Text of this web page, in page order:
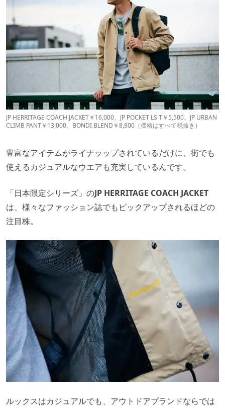
JP HERRITAGE COACH JACKET￥16,000、JP POCKET LS T￥5,500、JP URBAN
CLIMB PANT￥13,000、BONDI BLEND￥8,800（価格はすべて税抜き）
豊富なアイテムがライナッップされているだけに、街でも
使えるカジュアルなウエアも充実しているんです。
「日本限定シリーズ」のJP HERRITAGE COACH JACKET
は、様々なファッション誌でもピックアップされるほどの
注目株。
ルックスはカジュアルでも、アウトドアブランドならでは